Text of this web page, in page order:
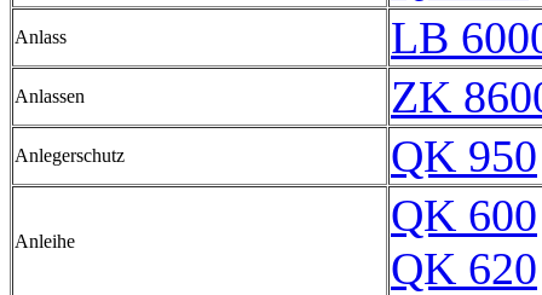
Anlass LB
Anlassen ZK
Anlegerschutz QK 950
Anleihe
QK 600
QK 620